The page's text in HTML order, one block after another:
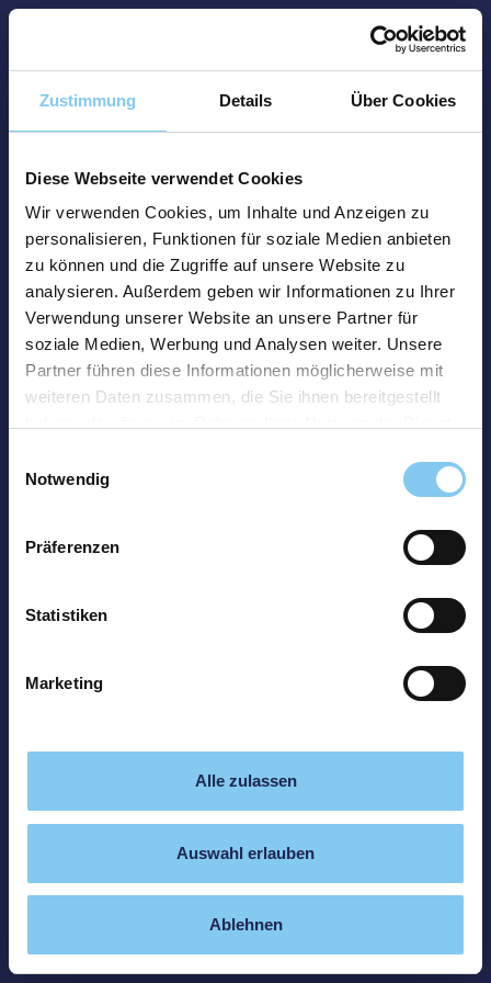
Zustimmung Details Über Cookies
Diese Webseite verwendet Cookies
Wir verwenden Cookies, um Inhalte und Anzeigen zu
personalisieren, Funktionen für soziale Medien anbieten
zu können und die Zugriffe auf unsere Website zu
analysieren. Außerdem geben wir Informationen zu Ihrer
Verwendung unserer Website an unsere Partner für
soziale Medien, Werbung und Analysen weiter. Unsere
Partner führen diese Informationen möglicherweise mit
weiteren Daten zusammen, die Sie ihnen bereitgestellt
Notwendig
Präferenzen
Statistiken
Marketing
Alle zulassen
Auswahl erlauben
Ablehnen